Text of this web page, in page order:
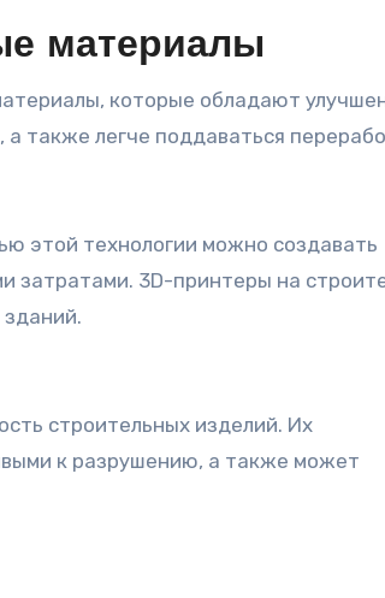
материалы
которые обладают
также легче поддаваться
этой технологии можно создавать
затратами. 3D-принтеры на
строительных изделий. Их
к разрушению, а также может